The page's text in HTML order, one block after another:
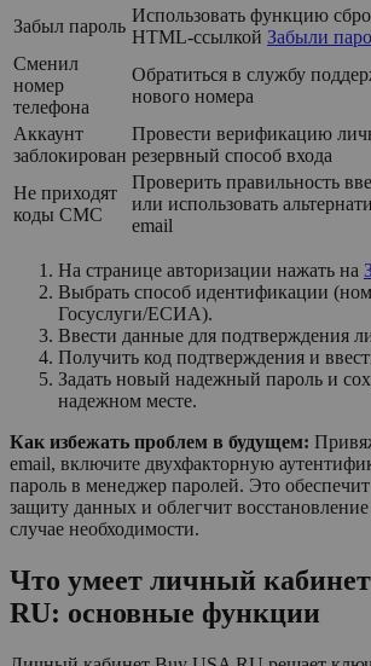
Забыл пароль
Использовать функцию
HTML-ссылкой Забыли
Сменил
номер
телефона
Обратиться в службу
нового номера
Аккаунт
заблокирован
Провести верификацию
резервный способ входа
Не приходят
коды СМС
Проверить правильность
или использовать
email
На странице авторизации нажать на
Выбрать способ идентификации
Госуслуги/ЕСИА).
Ввести данные для подтверждения
Получить код подтверждения и
Задать новый надежный пароль и
надежном месте.
Как избежать проблем в будущем:
email, включите двухфакторную
пароль в менеджер паролей. Это
защиту данных и облегчит
случае необходимости.
Что умеет личный
RU: основные функции